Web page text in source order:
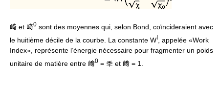
﨑 et 﨑0 sont des moyennes qui, selon Bond, coïncideraient avec
le huitième décile de la courbe. La constante WI
, appelée «Work
Index», représente l’énergie nécessaire pour fragmenter un poids
unitaire de matière entre 﨑0 = 秊 et 﨑 = 1.